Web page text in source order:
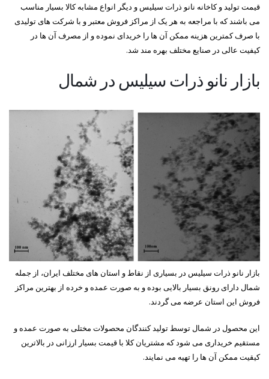
قیمت تولید و کاخانه نانو ذرات سیلیس و دیگر انواع مشابه کالا بسیار مناسب
می باشند که با مراجعه به هر یک از مراکز فروش معتبر و با شرکت های تولیدی
با صرف کمترین هزینه ممکن آن ها را خریدای نموده و از مصرف آن ها در
کیفیت عالی در صنایع مختلف بهره مند شد.
بازار نانو ذرات سیلیس در شمال
بازار نانو ذرات سیلیس در بسیاری از نقاط و استان های مختلف ایران، از جمله
شمال دارای رونق بسیار بالایی بوده و به صورت عمده و خرده از بهترین مراکز
فروش این استان عرضه می گردند.
این محصول در شمال توسط تولید کنندگان محصولات مختلی به صورت عمده و
مستقیم خریداری می شود که مشتریان کلا با قیمت بسیار ارزانی در بالاترین
کیقیت ممکن آن ها را تهیه می نمایند.